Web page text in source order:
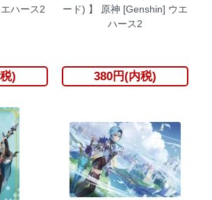
ハース2
)
ード) 】 原神 [Genshin] ウエ
ハース2
380円(内税)